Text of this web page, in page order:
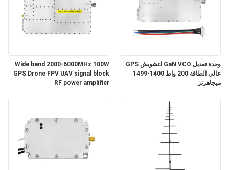
PRIVACY
POLICY
Wide band 2000-6000MHz 100W
GPS Drone FPV UAV signal block
RF power amplifier
وحدة تعديل GaN VCO لتشويش GPS
عالي الطاقة 200 واط 1400-1499
ميجاهرتز